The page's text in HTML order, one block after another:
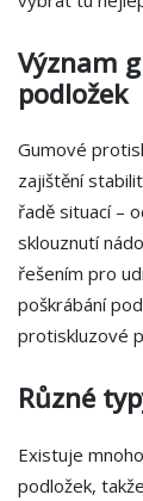
Význam
podložek
Gumové
zajištění
řadě situací –
sklouznutí
řešením pro
poškrábání
protiskluzové
Různé
Existuje
podložek,